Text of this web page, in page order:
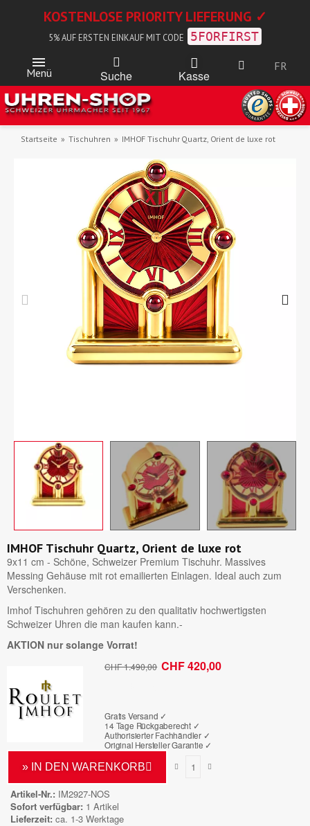
KOSTENLOSE PRIORITY LIEFERUNG ✓
5% AUF ERSTEN EINKAUF MIT CODE 5FORFIRST
Menü Suche Kasse
FR
Startseite Tischuhren IMHOF Tischuhr Quartz, Orient de luxe rot
IMHOF Tischuhr Quartz, Orient de luxe rot
9x11 cm - Schöne, Schweizer Premium Tischuhr. Massives
Messing Gehäuse mit rot emailierten Einlagen. Ideal auch zum
Verschenken.
Imhof Tischuhren gehören zu den qualitativ hochwertigsten
Schweizer Uhren die man kaufen kann.-
AKTION nur solange Vorrat!
CHF 1.490,00 CHF 420,00
Gratis Versand ✓
14 Tage Rückgaberecht ✓
Authorisierter Fachhändler ✓
Original Hersteller Garantie ✓
» IN DEN WARENKORB
Artikel-Nr. IM2927-NOS
Sofort verfügbar 1 Artikel
Lieferzeit ca. 1-3 Werktage